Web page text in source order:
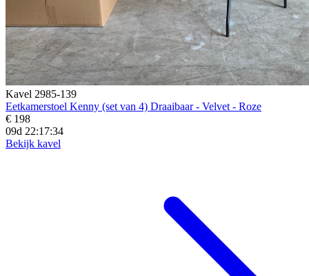
Kavel 2985-139
Eetkamerstoel Kenny (set van 4) Draaibaar - Velvet - Roze
€ 198
09d 22:17:33
Bekijk kavel